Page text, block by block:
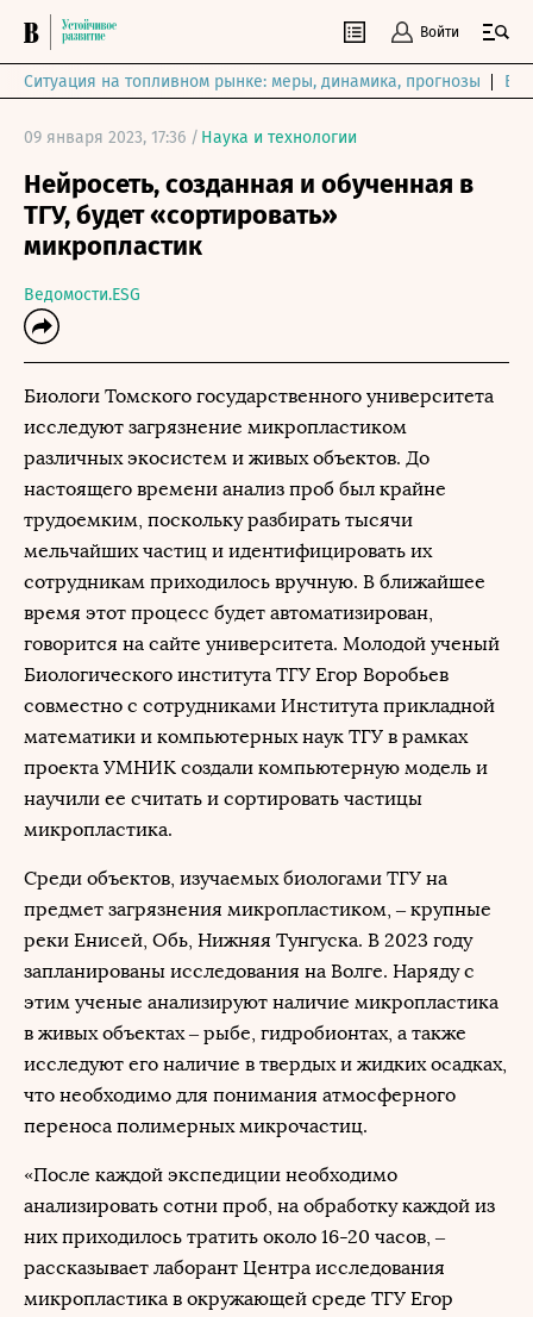
Войти
Ситуация на топливном рынке: меры, динамика, прогнозы
09 января 2023, 17:36 / Наука и технологии
Нейросеть, созданная и обученная в
ТГУ, будет «сортировать»
микропластик
Ведомости.ESG
Биологи Томского государственного университета
исследуют загрязнение микропластиком
различных экосистем и живых объектов. До
настоящего времени анализ проб был крайне
трудоемким, поскольку разбирать тысячи
мельчайших частиц и идентифицировать их
сотрудникам приходилось вручную. В ближайшее
время этот процесс будет автоматизирован,
говорится на сайте университета. Молодой ученый
Биологического института ТГУ Егор Воробьев
совместно с сотрудниками Института прикладной
математики и компьютерных наук ТГУ в рамках
проекта УМНИК создали компьютерную модель и
научили ее считать и сортировать частицы
микропластика.
Среди объектов, изучаемых биологами ТГУ на
предмет загрязнения микропластиком, – крупные
реки Енисей, Обь, Нижняя Тунгуска. В 2023 году
запланированы исследования на Волге. Наряду с
этим ученые анализируют наличие микропластика
в живых объектах – рыбе, гидробионтах, а также
исследуют его наличие в твердых и жидких осадках,
что необходимо для понимания атмосферного
переноса полимерных микрочастиц.
«После каждой экспедиции необходимо
анализировать сотни проб, на обработку каждой из
них приходилось тратить около 16-20 часов, –
рассказывает лаборант Центра исследования
микропластика в окружающей среде ТГУ Егор